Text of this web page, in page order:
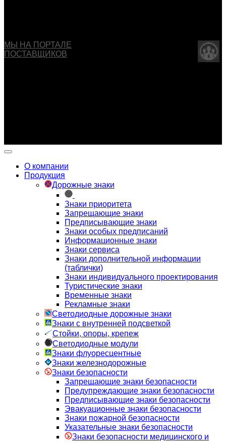
МЫ НА ПОРТАЛЕ
ПОСТАВЩИКОВ
О компании
Продукция
Дорожные знаки
Знаки приоритета
Запрещающие знаки
Предписывающие знаки
Знаки особых предписаний
Информационные знаки
Знаки сервиса
Знаки дополнительной информации
(таблички)
Знаки индивидуального проектирования
Туристические знаки
Временные знаки
Рекламные знаки
Светодиодные дорожные знаки
Знаки с внутренней подсветкой
Стойки, опоры, крепеж
Светодиодные модули
Знаки флуоресцентные
Знаки железнодорожные
Знаки безопасности
Запрещающие знаки безопасности
Предупреждающие знаки безопасности
Предписывающие знаки безопасности
Эвакуационные знаки безопасности
Знаки пожарной безопасности
Указательные знаки безопасности
Знаки безопасности медицинского и